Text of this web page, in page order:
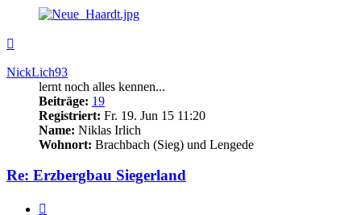
NickLich93
lernt noch alles kennen...
Beiträge: 19
Registriert: Fr. 19. Jun 15 11:20
Name: Niklas Irlich
Wohnort: Brachbach (Sieg) und Lengede
Re: Erzbergbau Siegerland